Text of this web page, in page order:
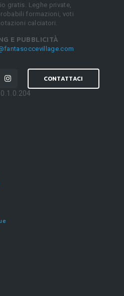
gratis. Leghe private,
formazioni, voti
calciatori.
E PUBBLICITÀ
CONTATTACI